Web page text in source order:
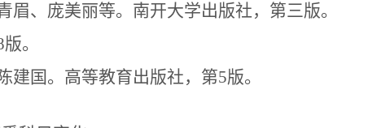
眉、庞美丽等。南开大学出版社，第三版。
版。
建国。高等教育出版社，第5版。